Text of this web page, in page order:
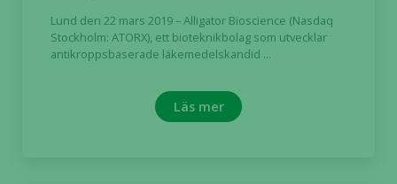
Lund den 22 mars 2019 – Alligator Bioscience (Nasdaq
Stockholm: ATORX), ett bioteknikbolag som utvecklar
antikroppsbaserade läkemedelskandid ...
Läs mer
kunna
förbättra
och
uppbyggnad,